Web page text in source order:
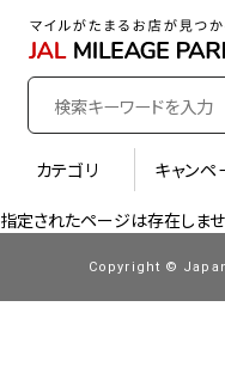
カテゴリ キャンペ
指定されたページは存在しませ
Copyright ©